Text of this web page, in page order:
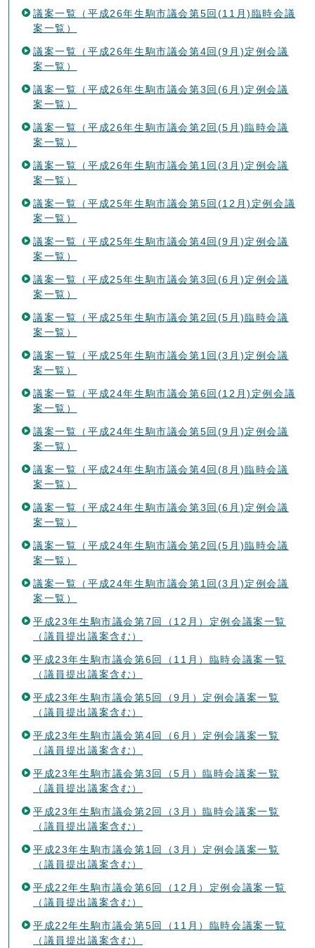
議案一覧（平成26年生駒市議会第5回(11月)臨時会議
案一覧）
議案一覧（平成26年生駒市議会第4回(9月)定例会議
案一覧）
議案一覧（平成26年生駒市議会第3回(6月)定例会議
案一覧）
議案一覧（平成26年生駒市議会第2回(5月)臨時会議
案一覧）
議案一覧（平成26年生駒市議会第1回(3月)定例会議
案一覧）
議案一覧（平成25年生駒市議会第5回(12月)定例会議
案一覧）
議案一覧（平成25年生駒市議会第4回(9月)定例会議
案一覧）
議案一覧（平成25年生駒市議会第3回(6月)定例会議
案一覧）
議案一覧（平成25年生駒市議会第2回(5月)臨時会議
案一覧）
議案一覧（平成25年生駒市議会第1回(3月)定例会議
案一覧）
議案一覧（平成24年生駒市議会第6回(12月)定例会議
案一覧）
議案一覧（平成24年生駒市議会第5回(9月)定例会議
案一覧）
議案一覧（平成24年生駒市議会第4回(8月)臨時会議
案一覧）
議案一覧（平成24年生駒市議会第3回(6月)定例会議
案一覧）
議案一覧（平成24年生駒市議会第2回(5月)臨時会議
案一覧）
議案一覧（平成24年生駒市議会第1回(3月)定例会議
案一覧）
平成23年生駒市議会第7回（12月）定例会議案一覧
（議員提出議案含む）
平成23年生駒市議会第6回（11月）臨時会議案一覧
（議員提出議案含む）
平成23年生駒市議会第5回（9月）定例会議案一覧
（議員提出議案含む）
平成23年生駒市議会第4回（6月）定例会議案一覧
（議員提出議案含む）
平成23年生駒市議会第3回（5月）臨時会議案一覧
（議員提出議案含む）
平成23年生駒市議会第2回（3月）臨時会議案一覧
（議員提出議案含む）
平成23年生駒市議会第1回（3月）定例会議案一覧
（議員提出議案含む）
平成22年生駒市議会第6回（12月）定例会議案一覧
（議員提出議案含む）
平成22年生駒市議会第5回（11月）臨時会議案一覧
（議員提出議案含む）